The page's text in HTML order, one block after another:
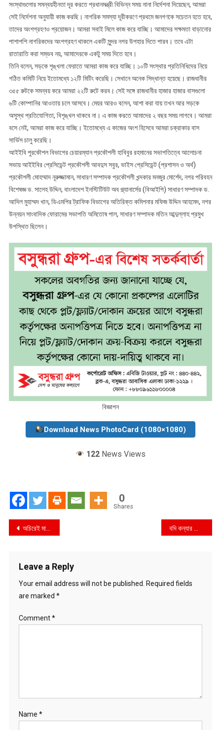
সংস্থাগুলোর সমন্বয়হীনতা দূর করতে প্রধানমন্ত্রী বিভিন্ন সময় নানা নির্দেশনা দিয়েছেন, আমরা
সেই নির্দেশনা অনুযায়ী কাজ করছি। নাগরিক সমস্যা দূরীকরণে প্রথমে জনগণকে সচেতন হতে হবে,
তাদের অংশগ্রহণও প্রয়োজন। আমরা সবাই মিলে কাজ করে যাচ্ছি। আমাদের সক্ষমতা বাড়ানোর
পাশাপশি নাগরিকদের অংশগ্রহণ থাকলে একটি সুন্দর নগর উপহার দিতে পারব। তবে এটা
রাতারাতি করা সম্ভব নয়, আমাদেরকে একটু সময় দিতে হবে।
তিনি বলেন, সড়কে শৃঙ্খলা ফেরাতে আমরা কাজ করে যাচ্ছি। ১০টি সংস্থার প্রতিনিধিদের নিয়ে
গঠিত কমিটি নিয়ে ইতোমধ্যে ১২টি মিটিং করেছি। সেখানে অনেক সিদ্ধান্ত হয়েছে। রাজধানীর
৩৫৫ রুটকে সমন্বয় করে আমরা ২২টি রুটে করব। সেই সঙ্গে রাজধানীর হাজার হাজার বাসগুলো
৬টি কোম্পানির আওতায় চলে আসবে। মেয়র আরও বলেন, আশা করা যায় তখন আর সড়কে
অসুস্থ প্রতিযোগিতা, বিশৃঙ্খল থাকবে না। এ কাজ করতে আমাদের ২ বছর সময় লাগবে। আমরা
বসে নেই, আমরা কাজ করে যাচ্ছি। ইতোমধ্যে এ কাজের অংশ হিসেবে আমরা চক্রাকার বাস
সার্ভিস চালু করেছি।
আইইবি পুরকৌশল বিভাগের চেয়ারম্যান প্রকৌশলী হাবিবুর রহমানের সভাপতিত্বে আলোচনা
সভায় আইইবির প্রেসিডেন্ট প্রকৌশলী আবদুস সবুর, ভাইস প্রেসিডেন্ট (প্রশাসন ও অর্থ)
প্রকৌশলী মোহম্মাদ নূরুজ্জামান, সাধারণ সম্পাদক প্রকৌশলী খন্দকার মনজুর মোর্শেদ, নগর পরিবহন
বিশেষজ্ঞ ড. সালেহ উদ্দিন, বাংলাদেশ ইনস্টিটিউট অব প্ল্যানার্সের (বিআইপি) সাধারণ সম্পাদক ড.
আদিল মুহাম্মদ খান, ডিএমপির ট্রাফিক বিভাগের অতিরিক্ত কমিশনার মফিজ উদ্দিন আহমেদ, নগর
উন্নয়ন সাংবাদিক ফোরামের সভাপতি অমিতোষ পাল, সাধারণ সম্পাদক মতিন আব্দুল্লাহ প্রমুখ
উপস্থিত ছিলেন।
বিজ্ঞাপন
Download News PhotoCard (1080×1080)
122 News Views
0
Shares
Post
অচিরেই মাছ রপ্তানি করতে পারবো : গৃহায়ন ও গণপূর্ত মন্ত্রী বদি কন্যার কোটি টাকার রাজসিক বিয়ে
Leave a Reply
Your email address will not be published. Required fields
are marked *
Comment*
Name *